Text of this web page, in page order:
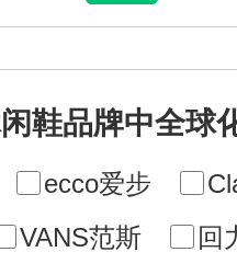
鞋品牌中全球
ecco爱步
VANS范斯
回